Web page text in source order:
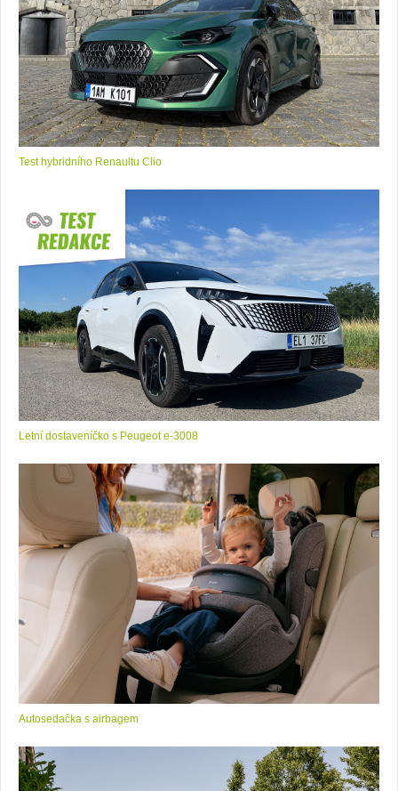
Test hybridního Renaultu Clio
Letní dostaveníčko s Peugeot e-3008
Autosedačka s airbagem